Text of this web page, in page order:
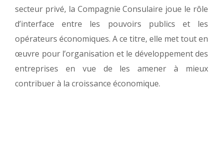
secteur privé, la Compagnie Consulaire joue le rôle
d’interface entre les pouvoirs publics et les
opérateurs économiques. A ce titre, elle met tout en
œuvre pour l’organisation et le développement des
entreprises en vue de les amener à mieux
contribuer à la croissance économique.